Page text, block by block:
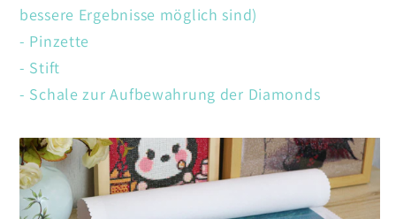
bessere Ergebnisse möglich sind)
- Pinzette
- Stift
- Schale zur Aufbewahrung der Diamonds